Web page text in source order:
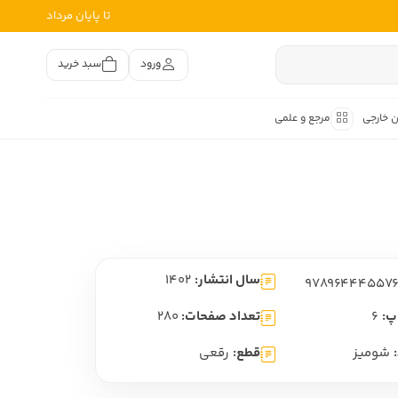
تا پایان مرداد
ورود سبد خرید
خارجی مرجع و علمی
فارسی
متون کهن
سال انتشار: 1402
6 تعداد صفحات: 280
شومیز قطع: رقعی